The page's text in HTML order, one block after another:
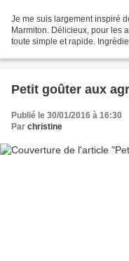
Je me suis largement inspiré
Marmiton. Délicieux, pour les
toute simple et rapide.
Petit goûter aux
Publié le 30/01/2016 à 16:30
Par christine